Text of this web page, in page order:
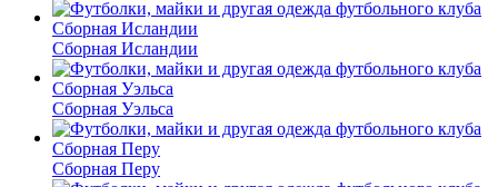
Сборная Исландии
Сборная Уэльса
Сборная Перу